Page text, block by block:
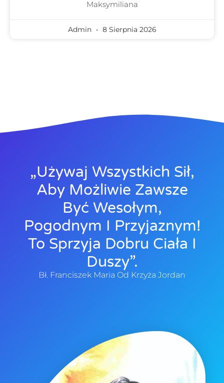
Maksymiliana
Admin 8 Sierpnia 2026
„Używaj Wszystkich Sił,
Aby Możliwie Zawsze
Być Wesołym,
Pogodnym I Przyjaznym!
To Sprzyja Dobru Ciała I
Duszy”.
Bł. Franciszek Maria Od Krzyża Jordan